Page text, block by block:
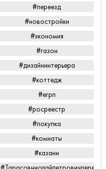
#переезд
#новостройки
#экономия
#газон
#дизайнинтерьера
#коттедж
#егрп
#росреестр
#покупка
#комнаты
#казани